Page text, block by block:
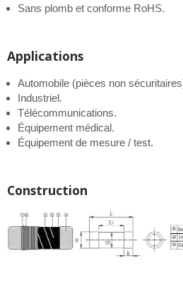
Sans plomb et conforme RoHS.
Applications
Automobile (pièces non
Industriel.
Télécommunications.
Équipement médical.
Équipement de mesure / test.
Construction